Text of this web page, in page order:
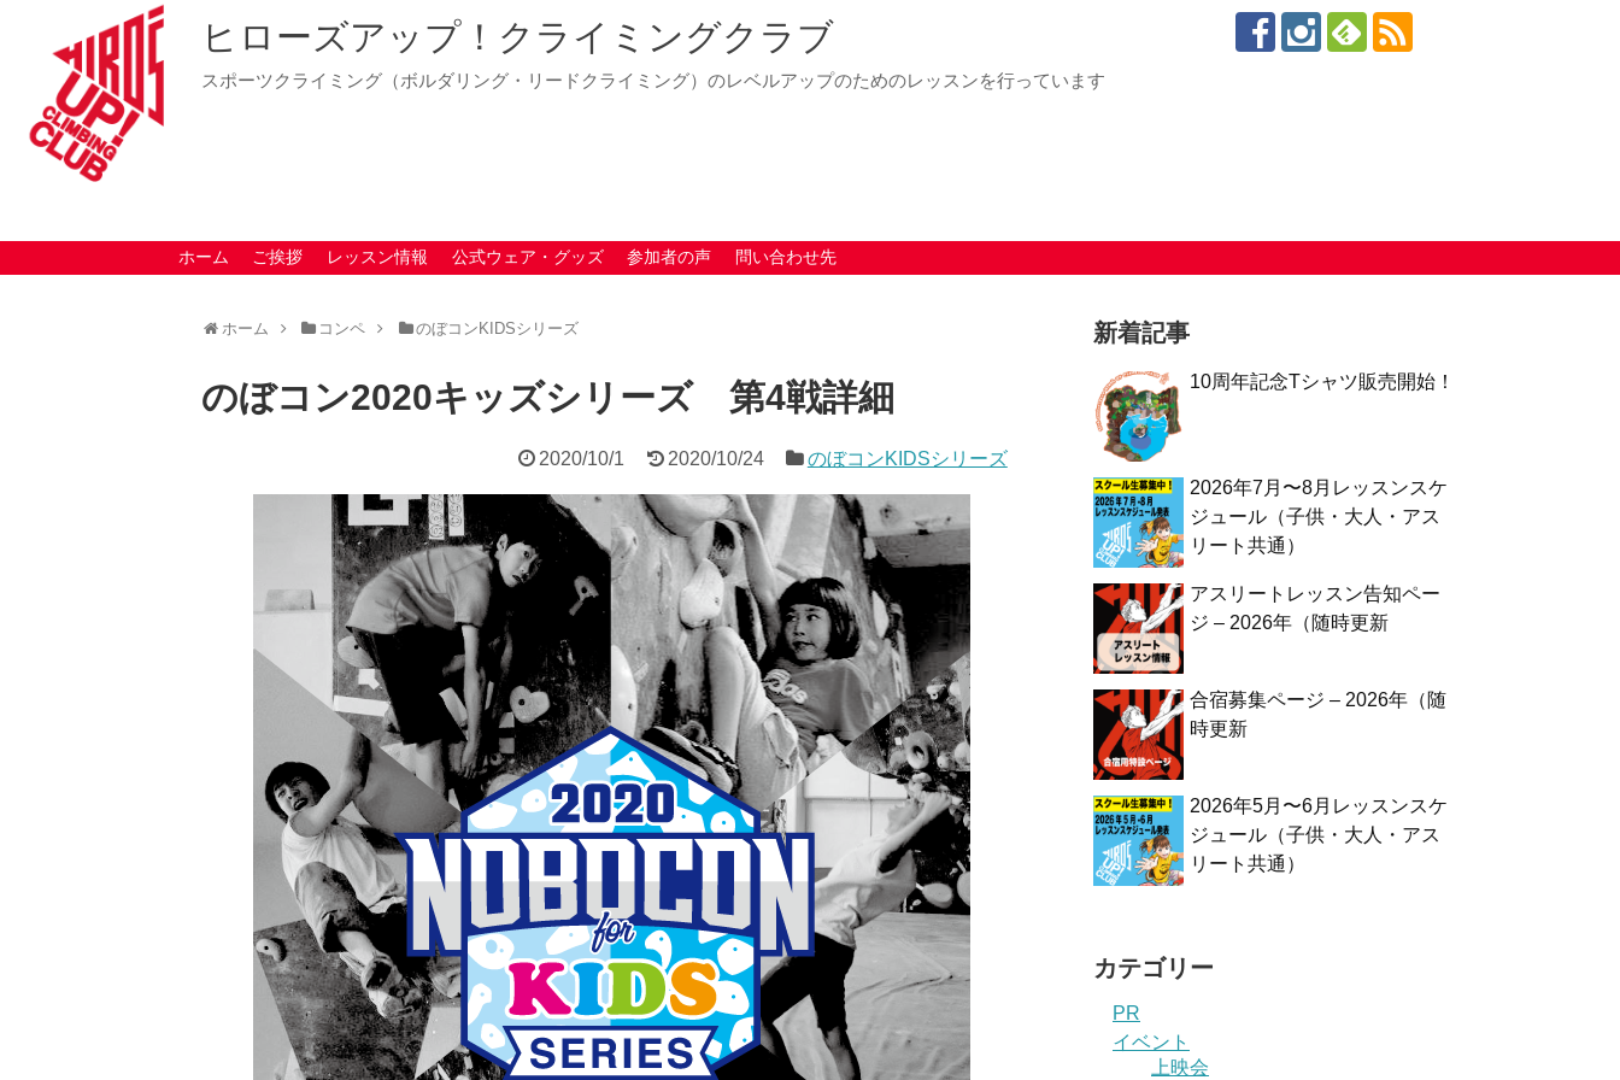
ヒローズアップ！クライミングクラブ
スポーツクライミング（ボルダリング・リードクライミング）のレベルアップのためのレッスンを行っています
ホーム ご挨拶 レッスン情報 公式ウェア・グッズ 参加者の声 問い合わせ先
ホーム コンペ のぼコンKIDSシリーズ
のぼコン2020キッズシリーズ 第4戦詳細
2020/10/1 2020/10/24 のぼコンKIDSシリーズ
新着記事
10周年記念Tシャツ販売開始！
2026年7月〜8月レッスンスケ
ジュール（子供・大人・アス
リート共通）
アスリートレッスン告知ペー
ジ – 2026年（随時更新
合宿募集ページ – 2026年（随
時更新
2026年5月〜6月レッスンスケ
ジュール（子供・大人・アス
リート共通）
カテゴリー
PR
イベント
上映会